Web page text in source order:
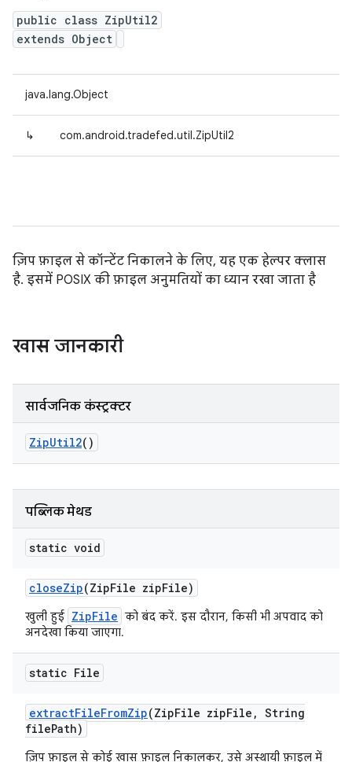
public class ZipUtil2
extends Object
java.lang.Object
↳ com.android.tradefed.util.ZipUtil2
ज़िप फ़ाइल से कॉन्टेंट निकालने के लिए, यह एक हेल्पर क्लास
है. इसमें POSIX की फ़ाइल अनुमतियों का ध्यान रखा जाता है
खास जानकारी
सार्वजनिक कंस्ट्रक्टर
ZipUtil2()
पब्लिक मेथड
static void
closeZip(ZipFile zipFile)
खुली हुई ZipFile को बंद करें. इस दौरान, किसी भी अपवाद को
अनदेखा किया जाएगा.
static File
extractFileFromZip(ZipFile zipFile , String
filePath)
ज़िप फ़ाइल से कोई खास फ़ाइल निकालकर, उसे अस्थायी फ़ाइल में